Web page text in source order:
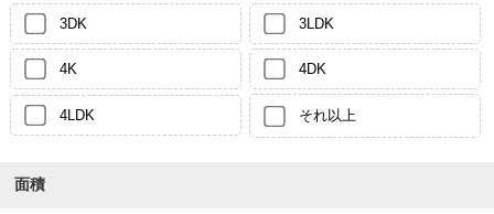
3DK 3LDK
4K 4DK
4LDK それ以上
面積